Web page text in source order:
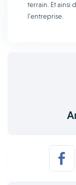
terrain. Et ainsi
l’entreprise.